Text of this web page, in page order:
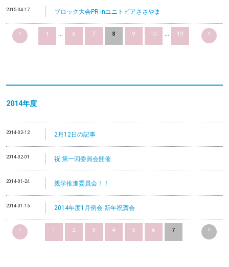
2015-04-17 ブロック大会PR inユニトピアささやま
< 1 ... 6 7 8 9 10 ... 19 >
2014年度
2014-02-12 2月12日の記事
2014-02-01 祝 第一回委員会開催
2014-01-24 親学推進委員会！！
2014-01-16 2014年度1月例会 新年祝賀会
< 1 2 3 4 5 6 7 >